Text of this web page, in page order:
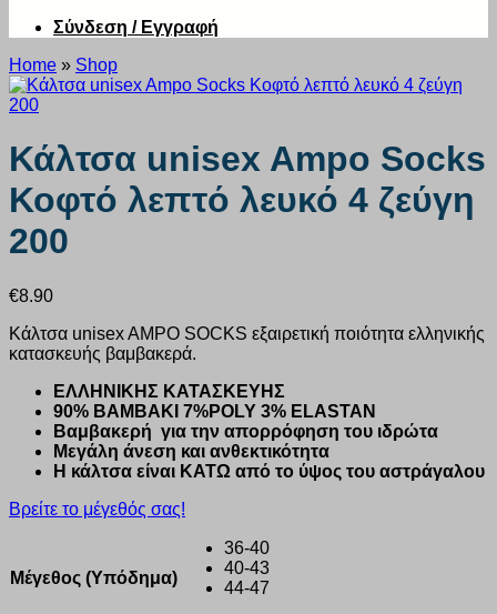
Σύνδεση / Εγγραφή
Home » Shop
Κάλτσα unisex Ampo Socks
Κοφτό λεπτό λευκό 4 ζεύγη
200
€8.90
Κάλτσα unisex AMPO SOCKS εξαιρετική ποιότητα ελληνικής
κατασκευής βαμβακερά.
ΕΛΛΗΝΙΚΗΣ ΚΑΤΑΣΚΕΥΗΣ
90% ΒΑΜΒΑΚΙ 7%POLY 3% ELASTAN
Βαμβακερή για την απορρόφηση του ιδρώτα
Μεγάλη άνεση και ανθεκτικότητα
Η κάλτσα είναι ΚΑΤΩ από το ύψος του αστράγαλου
Βρείτε το μέγεθός σας!
Μέγεθος (Υπόδημα)
36-40
40-43
44-47